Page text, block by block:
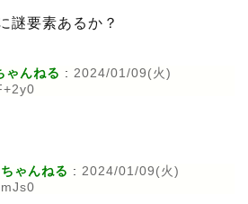
謎要素あるか？
ゃんねる : 2024/01/09(火)
ゃんねる : 2024/01/09(火)